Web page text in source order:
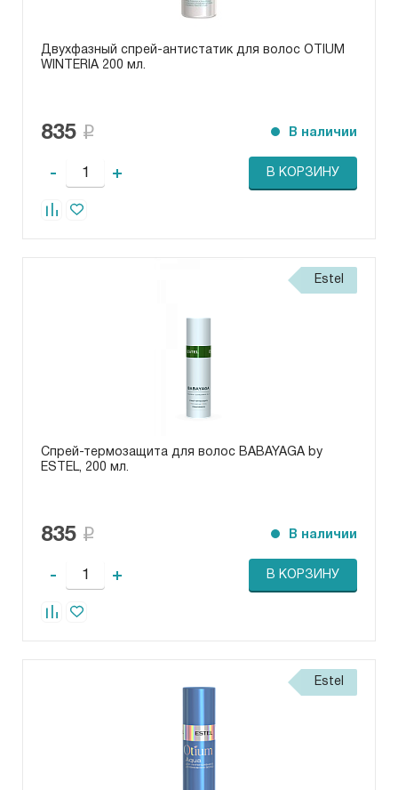
Двухфазный спрей-антистатик для волос OTIUM
WINTERIA 200 мл.
835 В наличии
- + В КОРЗИНУ
Estel
Спрей-термозащита для волос BABAYAGA by
ESTEL, 200 мл.
835 В наличии
- + В КОРЗИНУ
Estel